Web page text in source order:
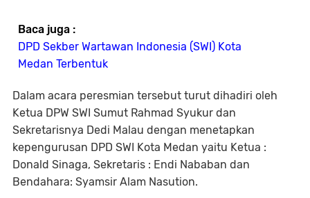
Baca juga :
DPD Sekber Wartawan Indonesia (SWI) Kota
Medan Terbentuk
Dalam acara peresmian tersebut turut dihadiri oleh
Ketua DPW SWI Sumut Rahmad Syukur dan
Sekretarisnya Dedi Malau dengan menetapkan
kepengurusan DPD SWI Kota Medan yaitu Ketua :
Donald Sinaga, Sekretaris : Endi Nababan dan
Bendahara: Syamsir Alam Nasution.